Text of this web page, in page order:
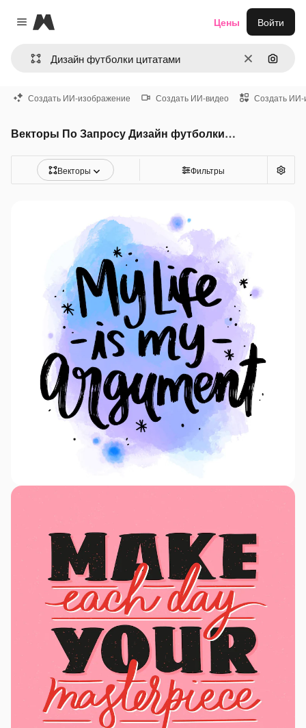
Close menu
Magnific
ОчиститьПоиск
Цены Войти
Создать ИИ-изображение Создать ИИ-видео Создать ИИ-
Векторы По Запросу Дизайн футболки цитатами
Векторы Фильтры